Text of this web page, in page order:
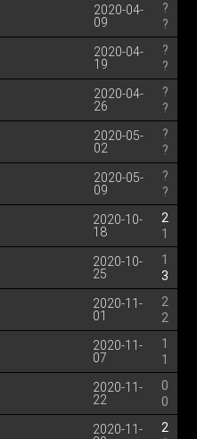
2020-04-
09
?
?
2020-04-
19
?
?
2020-04-
26
?
?
2020-05-
02
?
?
2020-05-
09
?
?
2020-10-
18
2
1
2020-10-
25
1
3
2020-11-
01
2
2
2020-11-
07
1
1
2020-11-
22
0
0
2020-11-
2